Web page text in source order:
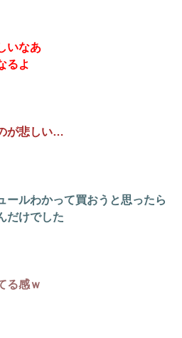
いなあ
るよ
が悲しい…
ールわかって買おうと思ったら
だけでした
る感ｗ